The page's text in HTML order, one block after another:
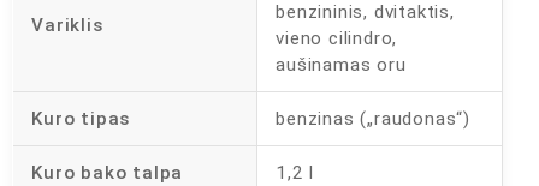
Variklis
benzininis, dvitaktis,
vieno cilindro,
aušinamas oru
Kuro tipas benzinas („raudonas“)
Kuro bako talpa 1,2 l